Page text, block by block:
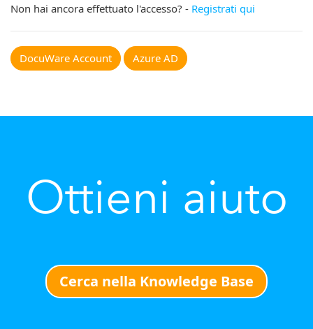
Non hai ancora effettuato l'accesso? - Registrati qui
DocuWare Account Azure AD
Ottieni aiuto
Cerca nella Knowledge Base